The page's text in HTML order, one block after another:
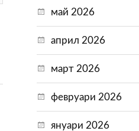
май 2026
април 2026
март 2026
февруари 2026
януари 2026